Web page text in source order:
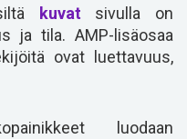
kuvatsivulla on
ja tila. AMP-lisäosaa
ovat luettavuus,
luodaan